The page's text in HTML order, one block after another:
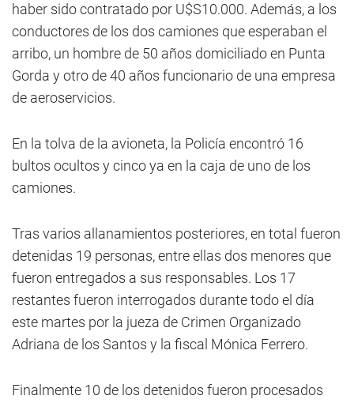
haber sido contratado por U$S10.000. Además, a los
conductores de los dos camiones que esperaban el
arribo, un hombre de 50 años domiciliado en Punta
Gorda y otro de 40 años funcionario de una empresa
de aeroservicios.
En la tolva de la avioneta, la Policía encontró 16
bultos ocultos y cinco ya en la caja de uno de los
camiones.
Tras varios allanamientos posteriores, en total fueron
detenidas 19 personas, entre ellas dos menores que
fueron entregados a sus responsables. Los 17
restantes fueron interrogados durante todo el día
este martes por la jueza de Crimen Organizado
Adriana de los Santos y la fiscal Mónica Ferrero.
Finalmente 10 de los detenidos fueron procesados